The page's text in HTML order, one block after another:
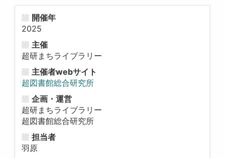
開催年
2025
主催
超研まちライブラリー
主催者webサイト
超図書館総合研究所
企画・運営
超研まちライブラリー
超図書館総合研究所
担当者
羽原